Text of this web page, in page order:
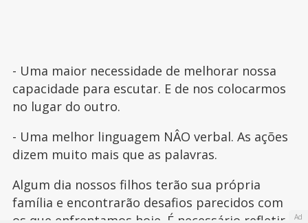
- Uma maior necessidade de melhorar nossa
capacidade para escutar. E de nos colocarmos
no lugar do outro.
- Uma melhor linguagem NÂO verbal. As ações
dizem muito mais que as palavras.
Algum dia nossos filhos terão sua própria
família e encontrarão desafios parecidos com
Ad